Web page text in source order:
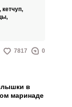
мангала на
будут
к пиву или
напиткам.
кетчуп,
7817 0
в
маринаде